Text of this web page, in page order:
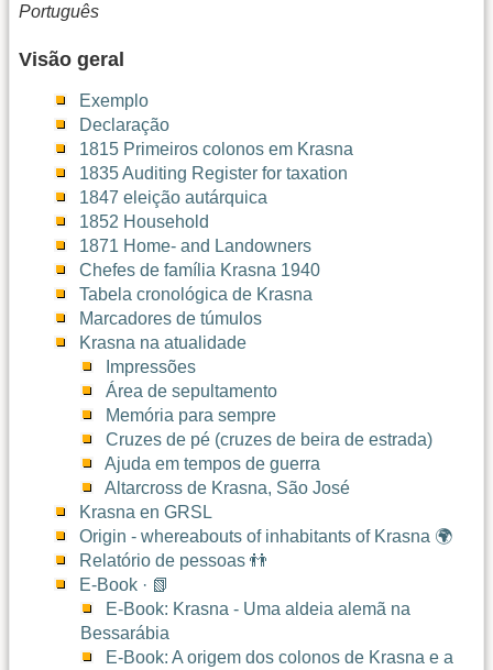
Português
Visão geral
Exemplo
Declaração
1815 Primeiros colonos em Krasna
1835 Auditing Register for taxation
1847 eleição autárquica
1852 Household
1871 Home- and Landowners
Chefes de família Krasna 1940
Tabela cronológica de Krasna
Marcadores de túmulos
Krasna na atualidade
Impressões
Área de sepultamento
Memória para sempre
Cruzes de pé (cruzes de beira de estrada)
Ajuda em tempos de guerra
Altarcross de Krasna, São José
Krasna en GRSL
Origin - whereabouts of inhabitants of Krasna 🌍
Relatório de pessoas 👬
E-Book · 📗
E-Book: Krasna - Uma aldeia alemã na
Bessarábia
E-Book: A origem dos colonos de Krasna e a